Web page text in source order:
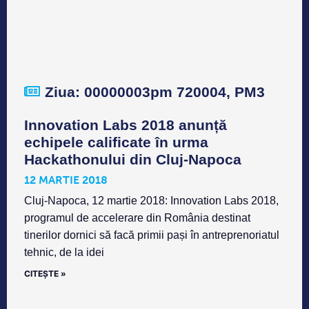
Ziua: 00000003pm 720004, PM3
Innovation Labs 2018 anunță
echipele calificate în urma
Hackathonului din Cluj-Napoca
12 MARTIE 2018
Cluj-Napoca, 12 martie 2018: Innovation Labs 2018,
programul de accelerare din România destinat
tinerilor dornici să facă primii pași în antreprenoriatul
tehnic, de la idei
CITEȘTE »